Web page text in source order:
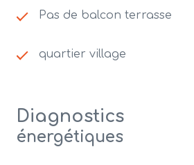
Pas de balcon terrasse
quartier village
Diagnostics
énergétiques